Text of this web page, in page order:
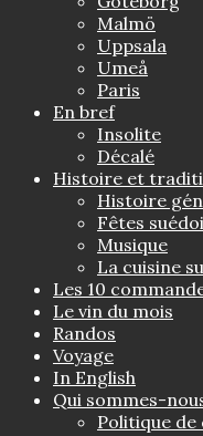
Malmö
Uppsala
Umeå
Paris
En bref
Insolite
Décalé
Histoire et
Histoire
Fêtes
Musique
La cuisine
Les 10
Le vin du mois
Randos
Voyage
In English
Qui sommes-
Politique